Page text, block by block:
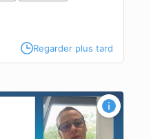
Regarder plus tard